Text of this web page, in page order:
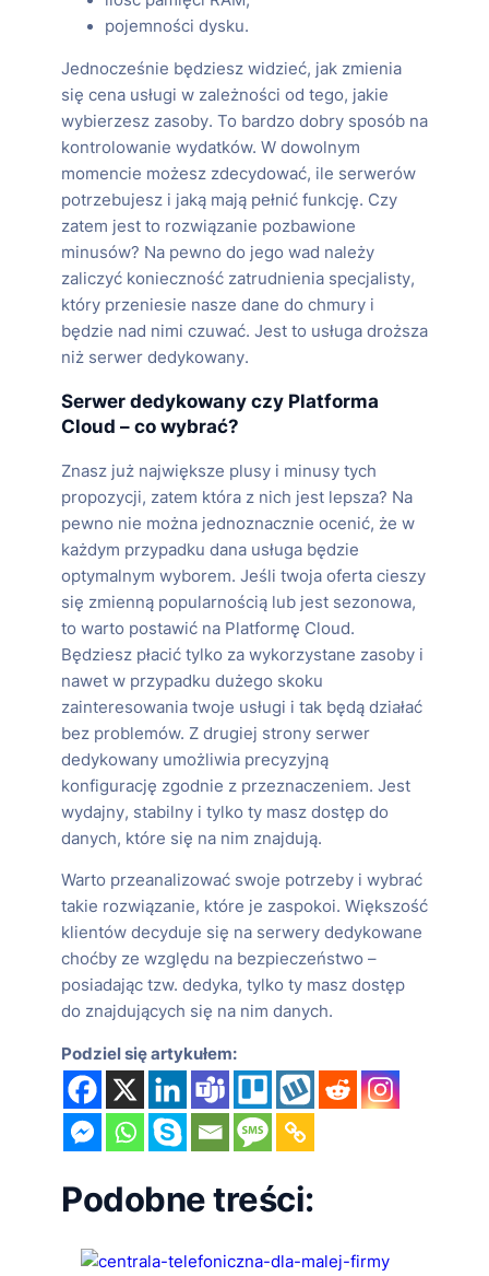
pojemności dysku.
Jednocześnie będziesz widzieć, jak zmienia
się cena usługi w zależności od tego, jakie
wybierzesz zasoby. To bardzo dobry sposób na
kontrolowanie wydatków. W dowolnym
momencie możesz zdecydować, ile serwerów
potrzebujesz i jaką mają pełnić funkcję. Czy
zatem jest to rozwiązanie pozbawione
minusów? Na pewno do jego wad należy
zaliczyć konieczność zatrudnienia specjalisty,
który przeniesie nasze dane do chmury i
będzie nad nimi czuwać. Jest to usługa droższa
niż serwer dedykowany.
Serwer dedykowany czy Platforma
Cloud – co wybrać?
Znasz już największe plusy i minusy tych
propozycji, zatem która z nich jest lepsza? Na
pewno nie można jednoznacznie ocenić, że w
każdym przypadku dana usługa będzie
optymalnym wyborem. Jeśli twoja oferta cieszy
się zmienną popularnością lub jest sezonowa,
to warto postawić na Platformę Cloud.
Będziesz płacić tylko za wykorzystane zasoby i
nawet w przypadku dużego skoku
zainteresowania twoje usługi i tak będą działać
bez problemów. Z drugiej strony serwer
dedykowany umożliwia precyzyjną
konfigurację zgodnie z przeznaczeniem. Jest
wydajny, stabilny i tylko ty masz dostęp do
danych, które się na nim znajdują.
Warto przeanalizować swoje potrzeby i wybrać
takie rozwiązanie, które je zaspokoi. Większość
klientów decyduje się na serwery dedykowane
choćby ze względu na bezpieczeństwo –
posiadając tzw. dedyka, tylko ty masz dostęp
do znajdujących się na nim danych.
Podziel się artykułem:
Podobne treści: